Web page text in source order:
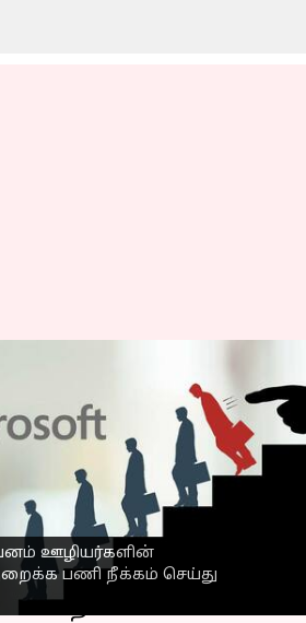
ஊழியர்களின்
பணி நீக்கம் செய்து
செய்யும்
நிறுவனம்
Jan 18, 2023 02:15 pm
சுமார் 10,000
நீக்கம்